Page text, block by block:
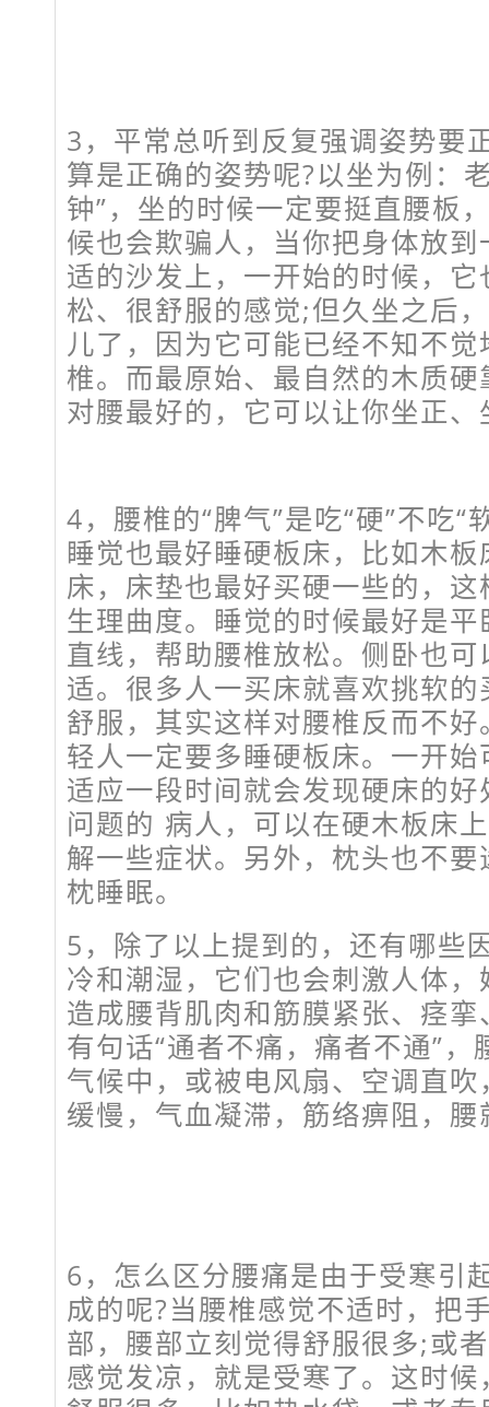
3，平常总听到反复强调姿势要
算是正确的姿势呢?以坐为例：
钟”，坐的时候一定要挺直腰板
候也会欺骗人，当你把身体放
适的沙发上，一开始的时候，
松、很舒服的感觉;但久坐之后
儿了，因为它可能已经不知不
椎。而最原始、最自然的木质
对腰最好的，它可以让你坐正、
4，腰椎的“脾气”是吃“硬”不吃“
睡觉也最好睡硬板床，比如木
床，床垫也最好买硬一些的，
生理曲度。睡觉的时候最好是
直线，帮助腰椎放松。侧卧也
适。很多人一买床就喜欢挑软
舒服，其实这样对腰椎反而不
轻人一定要多睡硬板床。一开
适应一段时间就会发现硬床的
问题的 病人，可以在硬木板床
解一些症状。另外，枕头也不
枕睡眠。
5，除了以上提到的，还有哪些
冷和潮湿，它们也会刺激人体
造成腰背肌肉和筋膜紧张、痉
有句话“通者不痛，痛者不通”
气候中，或被电风扇、空调直
缓慢，气血凝滞，筋络痹阻，腰
6，怎么区分腰痛是由于受寒引
成的呢?当腰椎感觉不适时，把
部，腰部立刻觉得舒服很多;或
感觉发凉，就是受寒了。这时